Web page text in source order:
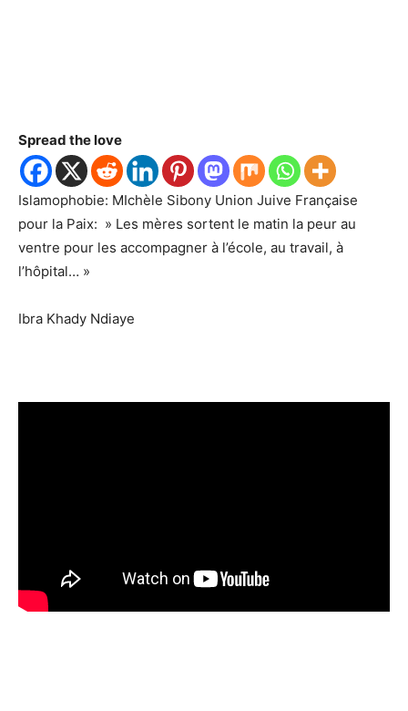
Spread the love
Islamophobie: MIchèle Sibony Union Juive Française
pour la Paix: » Les mères sortent le matin la peur au
ventre pour les accompagner à l’école, au travail, à
l’hôpital… »
Ibra Khady Ndiaye